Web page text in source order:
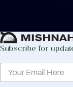
Subscribe for